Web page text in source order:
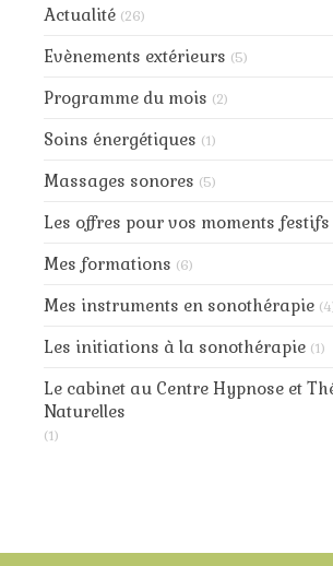
Actualité (26)
Evènements extérieurs (5)
Programme du mois (2)
Soins énergétiques (1)
Massages sonores (5)
Les offres pour vos moments festifs
Mes formations (6)
Mes instruments en sonothérapie
Les initiations à la sonothérapie (1)
Le cabinet au Centre Hypnose et
Naturelles
(1)